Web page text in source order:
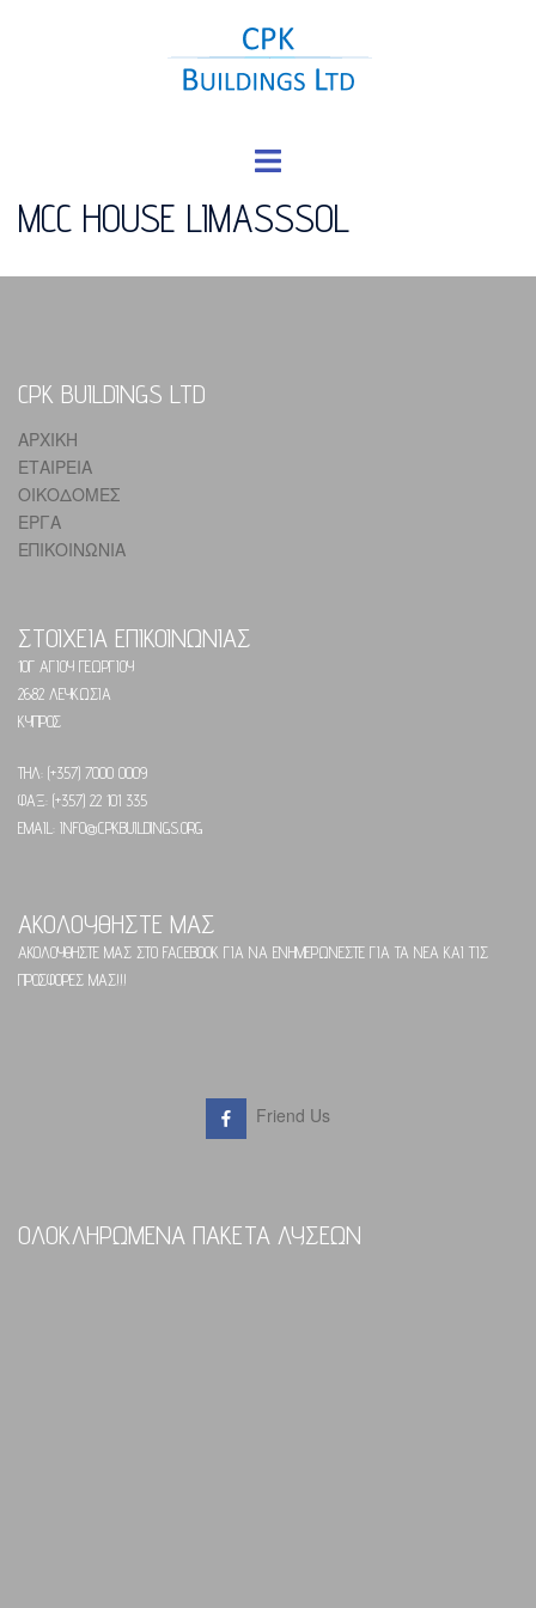
Toggle
MCC HOUSE LIMASSSOL
CPK BUILDINGS LTD
ΑΡΧΙΚΗ
ΕΤΑΙΡΕΙΑ
ΟΙΚΟΔΟΜΕΣ
ΕΡΓΑ
ΕΠΙΚΟΙΝΩΝΙΑ
ΣΤΟΙΧΕΙΑ ΕΠΙΚΟΙΝΩΝΙΑΣ
10Γ ΑΓΙΟΥ ΓΕΩΡΓΙΟΥ
2682 ΛΕΥΚΩΣΙΑ
ΚΥΠΡΟΣ
ΤΗΛ: (+357) 7000 0009
ΦΑΞ: (+357) 22 101 335
EMAIL: INFO@CPKBUILDINGS.ORG
ΑΚΟΛΟΥΘΗΣΤΕ ΜΑΣ
ΑΚΟΛΟΥΘΗΣΤΕ ΜΑΣ ΣΤΟ FACEBOOK ΓΙΑ ΝΑ ΕΝΗΜΕΡΩΝΕΣΤΕ ΓΙΑ ΤΑ ΝΕΑ ΚΑΙ ΤΙΣ
ΠΡΟΣΦΟΡΕΣ ΜΑΣ!!!
Friend Us
ΟΛΟΚΛΗΡΩΜΕΝΑ ΠΑΚΕΤΑ ΛΥΣΕΩΝ